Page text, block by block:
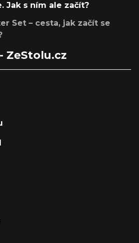
Jak s ním ale začít?
Set – cesta, jak začít se
ZeStolu.cz